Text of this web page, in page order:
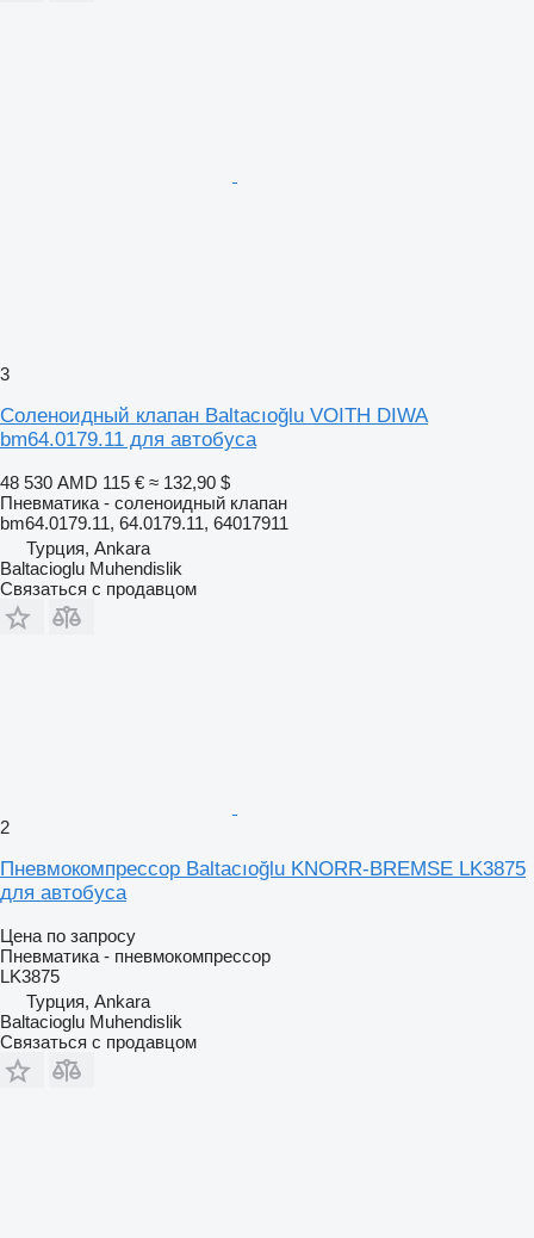
3
Соленоидный клапан Baltacıoğlu VOITH DIWA
bm64.0179.11 для автобуса
48 530 AMD 115 € ≈ 132,90 $
Пневматика - соленоидный клапан
bm64.0179.11, 64.0179.11, 64017911
Турция, Ankara
Baltacioglu Muhendislik
Связаться с продавцом
2
Пневмокомпрессор Baltacıoğlu KNORR-BREMSE LK3875
для автобуса
Цена по запросу
Пневматика - пневмокомпрессор
LK3875
Турция, Ankara
Baltacioglu Muhendislik
Связаться с продавцом